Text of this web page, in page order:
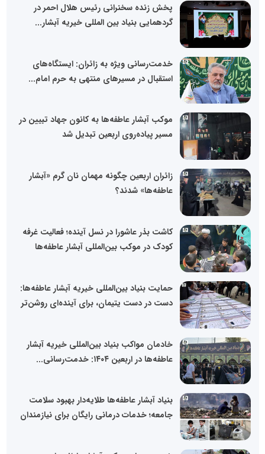
پخش زنده سخنرانی رئیس هلال احمر در
گردهمایی بنیاد بین المللی خیریه آبشار...
خدمت‌رسانی ویژه به زائران: ایستگاه‌های
استقبال در مسیرهای منتهی به حرم امام...
موکب آبشار عاطفه‌ها به کانون جهاد تبیین در
مسیر پیاده‌روی اربعین تبدیل شد
زائران اربعین چگونه مهمان نان گرم «آبشار
عاطفه‌ها» شدند؟
کاشت بذر عاشورا در نسل آینده؛ فعالیت غرفه
کودک در موکب بین‌المللی آبشار عاطفه‌ها
حمایت بنیاد بین‌المللی خیریه آبشار عاطفه‌ها:
دست در دست یتیمان، برای آینده‌ای روشن‌تر
خادمان مواکب بنیاد بین‌المللی خیریه آبشار
عاطفه‌ها در اربعین ۱۴۰۴: خدمت‌رسانی...
بنیاد آبشار عاطفه‌ها طلایه‌دار بهبود سلامت
جامعه؛ خدمات درمانی رایگان برای نیازمندان